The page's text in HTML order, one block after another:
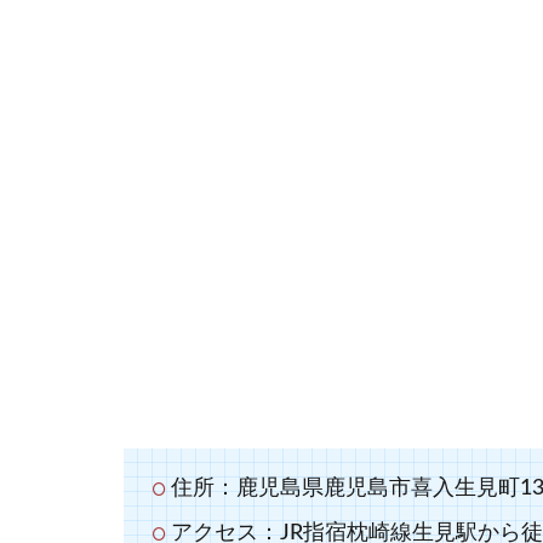
住所：鹿児島県鹿児島市喜入生見町
アクセス：JR指宿枕崎線生見駅から